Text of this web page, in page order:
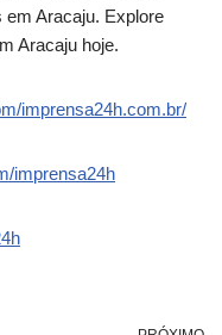
Aracaju. Explore
Aracaju hoje.
imprensa24h.com.br/
imprensa24h